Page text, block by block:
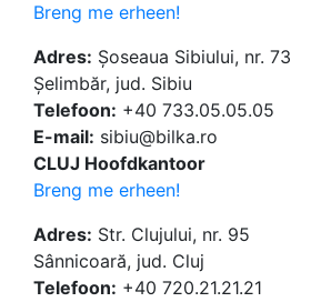
Breng me erheen!
Adres: Șoseaua Sibiului, nr. 73
Șelimbăr, jud. Sibiu
Telefoon: +40 733.05.05.05
E-mail: sibiu@bilka.ro
CLUJ Hoofdkantoor
Breng me erheen!
Adres: Str. Clujului, nr. 95
Sânnicoară, jud. Cluj
Telefoon: +40 720.21.21.21